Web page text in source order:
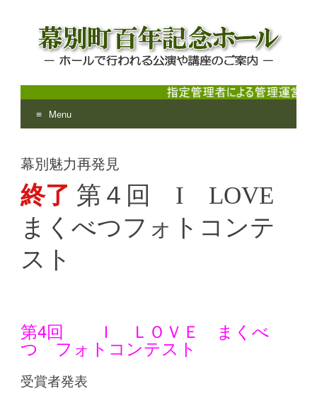
幕別町百年記念ホール
ホールで行われる公演や講座のご案内
Menu
to
content
幕別魅力再発見
終了 第４回 I LOVE
まくべつフォトコンテ
スト
第4回 Ｉ ＬＯＶＥ まくべ
つ フォトコンテスト
受賞者発表